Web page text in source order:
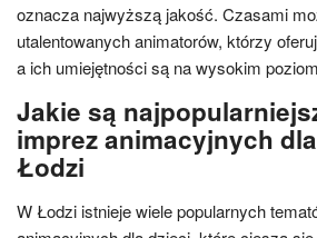
oznacza najwyższą jakość. Czasami
utalentowanych animatorów, którzy
a ich umiejętności są na wysokim
Jakie są
imprez animacyjnych
Łodzi
W Łodzi istnieje wiele popularnych